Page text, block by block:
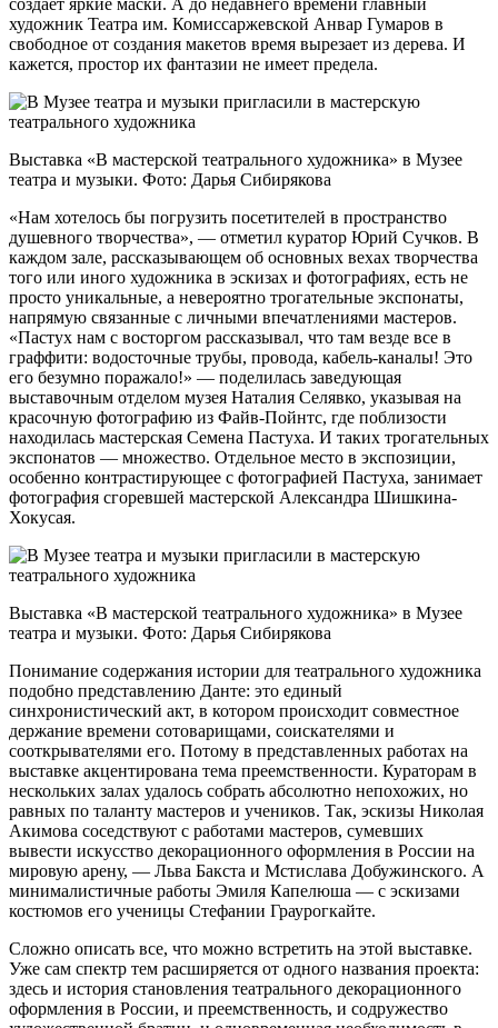
художник Театра им. Комиссаржевской Анвар Гумаров в
свободное от создания макетов время вырезает из дерева. И
кажется, простор их фантазии не имеет предела.
Выставка «В мастерской театрального художника» в Музее
театра и музыки. Фото: Дарья Сибирякова
«Нам хотелось бы погрузить посетителей в пространство
душевного творчества», — отметил куратор Юрий Сучков. В
каждом зале, рассказывающем об основных вехах творчества
того или иного художника в эскизах и фотографиях, есть не
просто уникальные, а невероятно трогательные экспонаты,
напрямую связанные с личными впечатлениями мастеров.
«Пастух нам с восторгом рассказывал, что там везде все в
граффити: водосточные трубы, провода, кабель-каналы! Это
его безумно поражало!» — поделилась заведующая
выставочным отделом музея Наталия Селявко, указывая на
красочную фотографию из Файв-Пойнтс, где поблизости
находилась мастерская Семена Пастуха. И таких трогательных
экспонатов — множество. Отдельное место в экспозиции,
особенно контрастирующее с фотографией Пастуха, занимает
фотография сгоревшей мастерской Александра Шишкина-
Хокусая.
Выставка «В мастерской театрального художника» в Музее
театра и музыки. Фото: Дарья Сибирякова
Понимание содержания истории для театрального художника
подобно представлению Данте: это единый
синхронистический акт, в котором происходит совместное
держание времени сотоварищами, соискателями и
сооткрывателями его. Потому в представленных работах на
выставке акцентирована тема преемственности. Кураторам в
нескольких залах удалось собрать абсолютно непохожих, но
равных по таланту мастеров и учеников. Так, эскизы Николая
Акимова соседствуют с работами мастеров, сумевших
вывести искусство декорационного оформления в России на
мировую арену, — Льва Бакста и Мстислава Добужинского. А
минималистичные работы Эмиля Капелюша — с эскизами
костюмов его ученицы Стефании Граурогкайте.
Сложно описать все, что можно встретить на этой выставке.
Уже сам спектр тем расширяется от одного названия проекта:
здесь и история становления театрального декорационного
оформления в России, и преемственность, и содружество